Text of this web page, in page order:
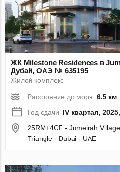
ЖК Milestone Residences в
Дубай, ОАЭ № 635195
Жилой комплекс
Расстояние до моря:6.5 км
Год сдачи: IV квартал,
25RM+4CF - Jumeirah
Triangle - Dubai - UAE